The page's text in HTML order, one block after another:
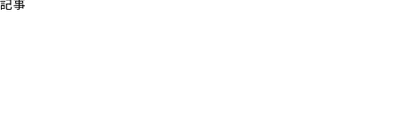
記事